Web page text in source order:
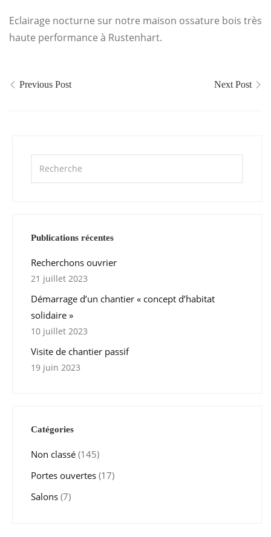
Eclairage nocturne sur notre maison ossature bois très
haute performance à Rustenhart.
Previous Post Next Post
Publications récentes
Recherchons ouvrier
21 juillet 2023
Démarrage d’un chantier « concept d’habitat
solidaire »
10 juillet 2023
Visite de chantier passif
19 juin 2023
Catégories
Non classé (145)
Portes ouvertes (17)
Salons (7)